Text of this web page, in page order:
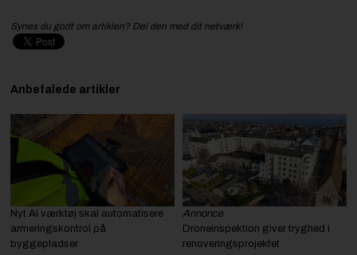
Synes du godt om artiklen? Del den med dit netværk!
Anbefalede artikler
Nyt AI værktøj skal automatisere
armeringskontrol på
byggepladser
Annonce
Droneinspektion giver tryghed i
renoveringsprojektet